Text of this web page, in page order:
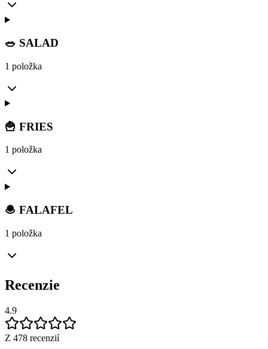
🥗 SALAD
1 položka
🍟 FRIES
1 položka
🧆 FALAFEL
1 položka
Recenzie
4.9
Z 478 recenzií